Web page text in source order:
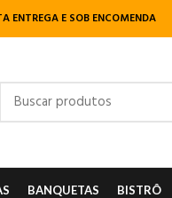
ENTREGA E SOB ENCOMENDA
BANQUETAS BISTRÔ